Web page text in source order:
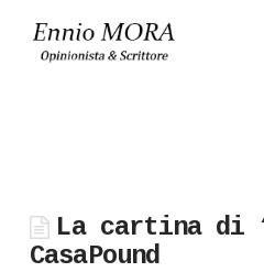
Ennio
La cartina di
CasaPound